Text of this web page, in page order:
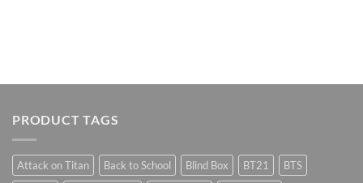
PRODUCT TAGS
Attack on Titan Back to School Blind Box BT21
BTS